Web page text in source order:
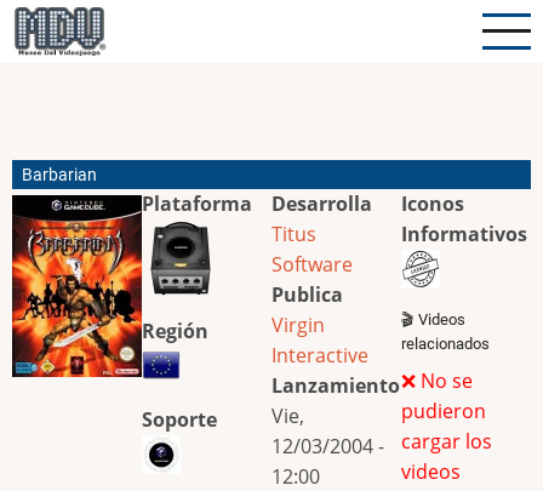
Pasar
al
Barbarian
Plataforma
Región
Soporte
Desarrolla
Titus
Software
Publica
Virgin
Interactive
Lanzamiento
Vie,
12/03/2004 -
12:00
Iconos
Informativos
🎬 Videos
relacionados
❌ No se
pudieron
cargar los
videos